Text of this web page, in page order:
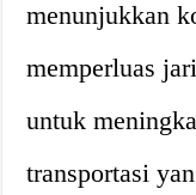
menunjukkan
memperluas
untuk
transportasi